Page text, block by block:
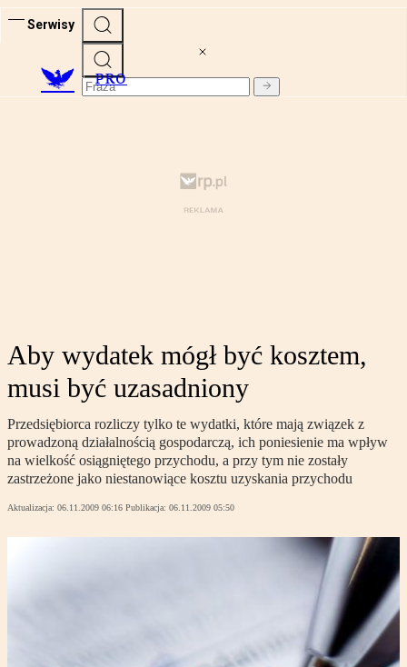
Serwisy
PRO
Aby wydatek mógł być kosztem,
musi być uzasadniony
Przedsiębiorca rozliczy tylko te wydatki, które mają związek z
prowadzoną działalnością gospodarczą, ich poniesienie ma wpływ
na wielkość osiągniętego przychodu, a przy tym nie zostały
zastrzeżone jako niestanowiące kosztu uzyskania przychodu
Aktualizacja: 06.11.2009 06:16 Publikacja: 06.11.2009 05:50